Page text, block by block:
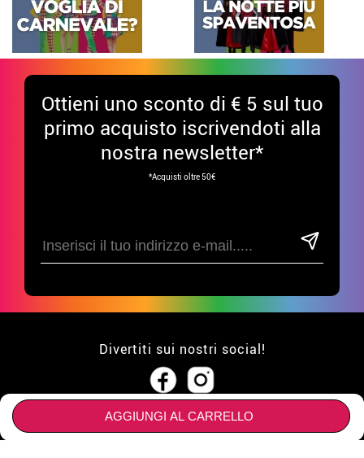
AGGIUNGI AL CARRELLO
Ottieni uno sconto di € 5 sul tuo
primo acquisto iscrivendoti alla
nostra newsletter*
*Acquisti oltre 50€
Divertiti sui nostri social!